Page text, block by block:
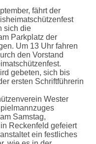
fährt der
sich die
Parkplatz der
Um 13 Uhr fahren
den Vorstand
gebeten, sich bis
ersten Schriftführerin
Wester
Samstag,
Reckenfeld gefeiert
ein festliches